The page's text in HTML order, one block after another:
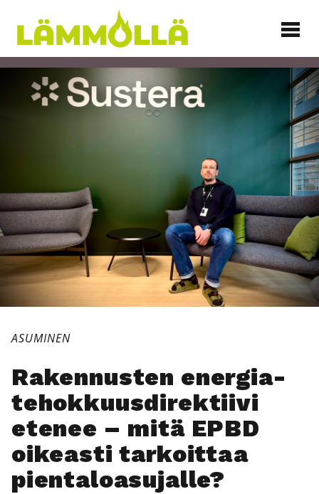
sisältöön
Lämmöllä
ASUMINEN
Raken­nus­ten ener­gia­
te­hok­kuus­di­rek­tii­vi
ete­nee – mitä EPBD
oikeas­ti tar­koit­taa
pien­ta­loa­su­jal­le?